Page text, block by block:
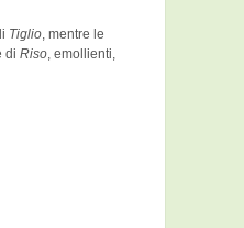
Tiglio, mentre le
di Riso, emollienti,